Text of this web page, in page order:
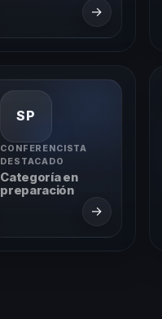
→
SP
CONFERENCISTA
DESTACADO
Categoría en
preparación
→